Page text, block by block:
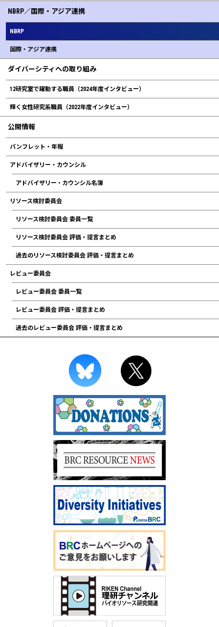
NBRP／国際・アジア連携
NBRP
国際・アジア連携
ダイバーシティへの取り組み
12研究室で躍動する職員（2024年度インタビュー）
輝く女性研究系職員（2022年度インタビュー）
公開情報
パンフレット・年報
アドバイザリー・カウンシル
アドバイザリー • カウンシル名簿
リソース検討委員会
リソース検討委員会 委員一覧
リソース検討委員会 評価・提言まとめ
過去のリソース検討委員会 評価・提言まとめ
レビュー委員会
レビュー委員会 委員一覧
レビュー委員会 評価・提言まとめ
過去のレビュー委員会 評価・提言まとめ